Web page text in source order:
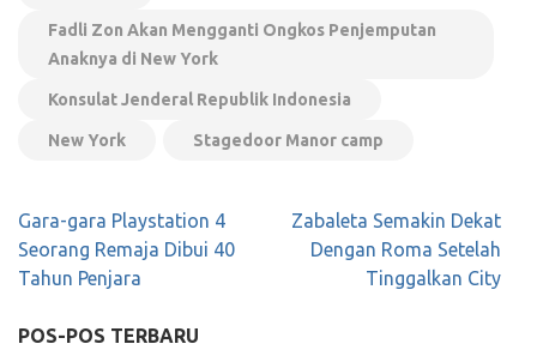
Fadli Zon Akan Mengganti Ongkos Penjemputan
Anaknya di New York
Konsulat Jenderal Republik Indonesia
New York Stagedoor Manor camp
Navigasi
pos
Gara-gara Playstation 4
Seorang Remaja Dibui 40
Tahun Penjara
Zabaleta Semakin Dekat
Dengan Roma Setelah
Tinggalkan City
POS-POS TERBARU